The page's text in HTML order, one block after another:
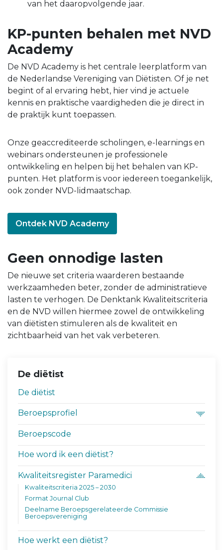
van het daaropvolgende jaar.
KP-punten behalen met NVD
Academy
De NVD Academy is het centrale leerplatform van
de Nederlandse Vereniging van Diëtisten. Of je net
begint of al ervaring hebt, hier vind je actuele
kennis en praktische vaardigheden die je direct in
de praktijk kunt toepassen.
Onze geaccrediteerde scholingen, e-learnings en
webinars ondersteunen je professionele
ontwikkeling en helpen bij het behalen van KP-
punten. Het platform is voor iedereen toegankelijk,
ook zonder NVD-lidmaatschap.
Ontdek NVD Academy
Geen onnodige lasten
De nieuwe set criteria waarderen bestaande
werkzaamheden beter, zonder de administratieve
lasten te verhogen. De Denktank Kwaliteitscriteria
en de NVD willen hiermee zowel de ontwikkeling
van diëtisten stimuleren als de kwaliteit en
zichtbaarheid van het vak verbeteren.
De diëtist
De diëtist
Beroepsprofiel
Beroepscode
Hoe word ik een diëtist?
Kwaliteitsregister Paramedici
Kwaliteitscriteria 2025 – 2030
Format Journal Club
Deelname Beroepsgerelateerde Commissie
Beroepsvereniging
Hoe werkt een diëtist?